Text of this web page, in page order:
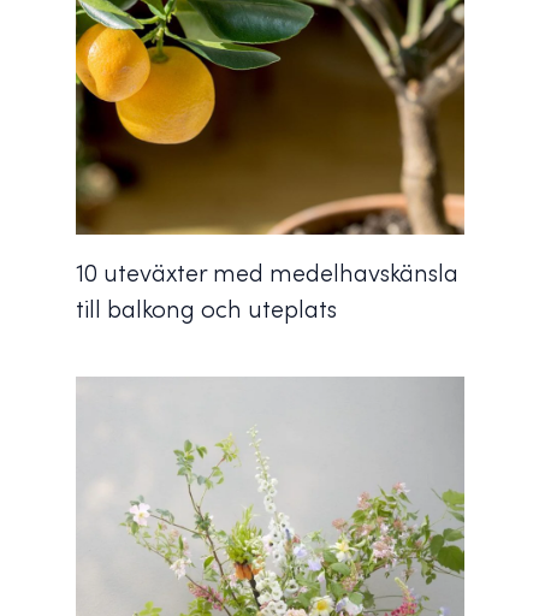
10 uteväxter med medelhavskänsla
till balkong och uteplats